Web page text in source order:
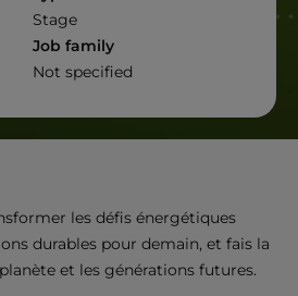
Stage
Job family
Not specified
les défis énergétiques
durables pour demain, et fais la
et les générations futures.